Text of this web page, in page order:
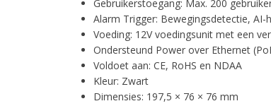
Gebruikerstoegang: Max. 200
Alarm Trigger: Bewegingsdetectie,
Voeding: 12V voedingsunit met een
Ondersteund Power over Ethernet
Voldoet aan: CE, RoHS en NDAA
Kleur: Zwart
Dimensies: 197,5 × 76 × 76 mm